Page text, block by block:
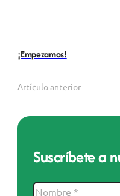
Artículo anterior
¡Empezamos!
Suscríbete a